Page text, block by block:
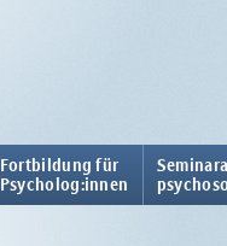
Fortbildung für
Psycholog:innen